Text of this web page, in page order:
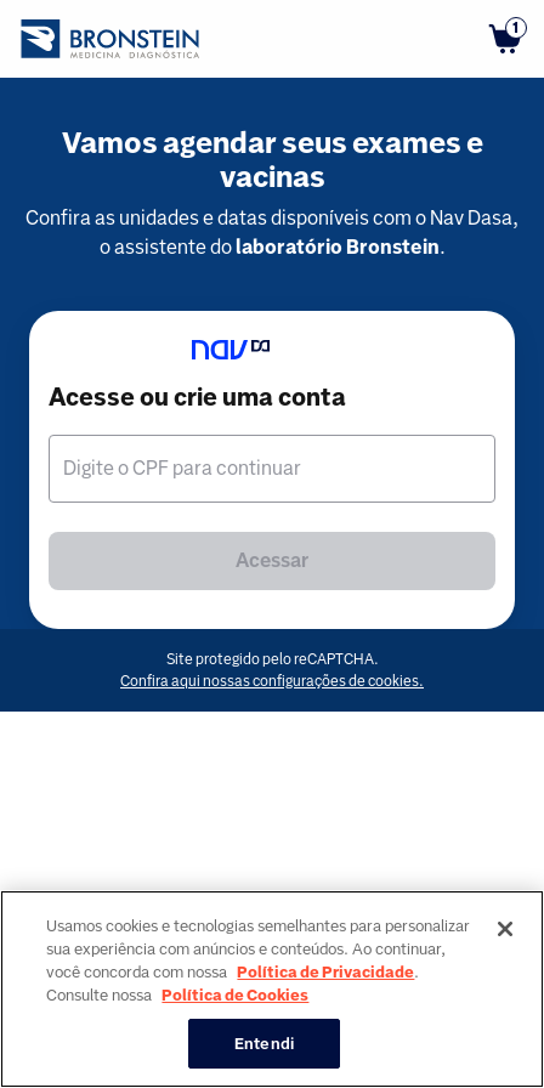
1
Vamos agendar seus exames e
vacinas
Confira as unidades e datas disponíveis com o Nav Dasa,
o assistente dolaboratório Bronstein.
Acesse ou crie uma conta
Digite o CPF para continuar
Acessar
Site protegido pelo reCAPTCHA.
Confira aqui nossas configurações de cookies.
Usamos cookies e tecnologias semelhantes para personalizar
sua experiência com anúncios e conteúdos. Ao continuar,
você concorda com nossa Política de Privacidade.
Consulte nossa Política de Cookies
Entendi